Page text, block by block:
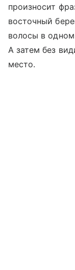
произносит
восточный
волосы в
А затем без
место.